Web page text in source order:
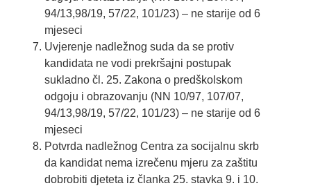
94/13,98/19, 57/22, 101/23) – ne starije od 6
mjeseci
Uvjerenje nadležnog suda da se protiv
kandidata ne vodi prekršajni postupak
sukladno čl. 25. Zakona o predškolskom
odgoju i obrazovanju (NN 10/97, 107/07,
94/13,98/19, 57/22, 101/23) – ne starije od 6
mjeseci
Potvrda nadležnog Centra za socijalnu skrb
da kandidat nema izrečenu mjeru za zaštitu
dobrobiti djeteta iz članka 25. stavka 9. i 10.